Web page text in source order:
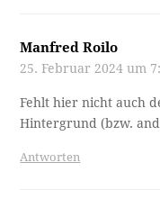
Manfred Roilo
25. Februar 2024 um
Fehlt hier nicht auch
Hintergrund (bzw.
Antworten